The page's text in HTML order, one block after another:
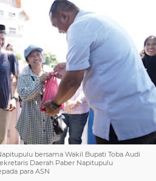
bersama Wakil Bupati Toba Audi
Daerah Paber Napitupulu
para ASN